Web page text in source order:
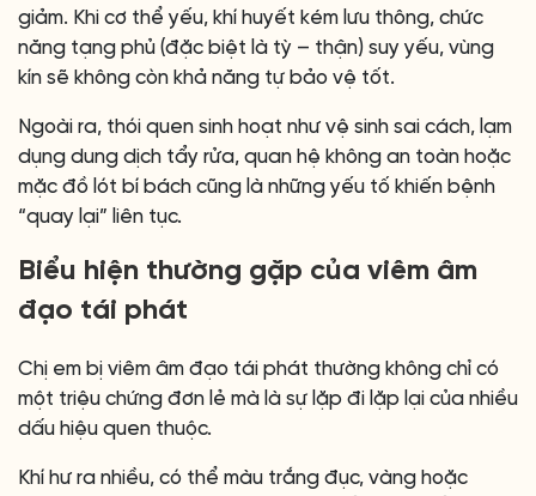
giảm. Khi cơ thể yếu, khí huyết kém lưu thông, chức
năng tạng phủ (đặc biệt là tỳ – thận) suy yếu, vùng
kín sẽ không còn khả năng tự bảo vệ tốt.
Ngoài ra, thói quen sinh hoạt như vệ sinh sai cách, lạm
dụng dung dịch tẩy rửa, quan hệ không an toàn hoặc
mặc đồ lót bí bách cũng là những yếu tố khiến bệnh
“quay lại” liên tục.
Biểu hiện thường gặp của viêm âm
đạo tái phát
Chị em bị viêm âm đạo tái phát thường không chỉ có
một triệu chứng đơn lẻ mà là sự lặp đi lặp lại của nhiều
dấu hiệu quen thuộc.
Khí hư ra nhiều, có thể màu trắng đục, vàng hoặc